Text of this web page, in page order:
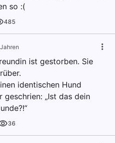
so :(
485
ist gestorben. Sie
identischen Hund
geschrien: „Ist das dein
36